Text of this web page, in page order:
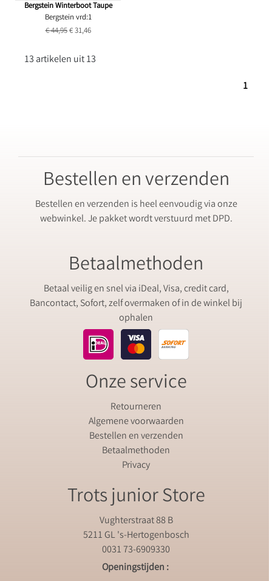
Bergstein Winterboot Taupe
Bergstein vrd:1
€ 44,95€ 31,46
13 artikelen uit 13
1
Bestellen en verzenden
Bestellen en verzenden is heel eenvoudig via onze
webwinkel. Je pakket wordt verstuurd met DPD.
Betaalmethoden
Betaal veilig en snel via iDeal, Visa, credit card,
Bancontact, Sofort, zelf overmaken of in de winkel bij
ophalen
Onze service
Retourneren
Algemene voorwaarden
Bestellen en verzenden
Betaalmethoden
Privacy
Trots junior Store
Vughterstraat 88 B
5211 GL 's-Hertogenbosch
0031 73-6909330
Openingstijden :